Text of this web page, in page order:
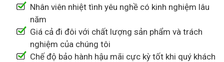
Nhân viên nhiệt tình yêu nghề có kinh nghiệm lâu
năm
Giá cả đi đôi với chất lượng sản phẩm và trách
nghiệm của chúng tôi
Chế độ bảo hành hậu mãi cực kỳ tốt khi quý khách